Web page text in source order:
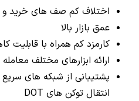
اختلاف کم صف های خرید
عمق بازار بالا
کارمزد کم همراه با قابلیت
ارائه ابزارهای مختلف
پشتیبانی از شبکه های سریع
انتقال توکن های DOT